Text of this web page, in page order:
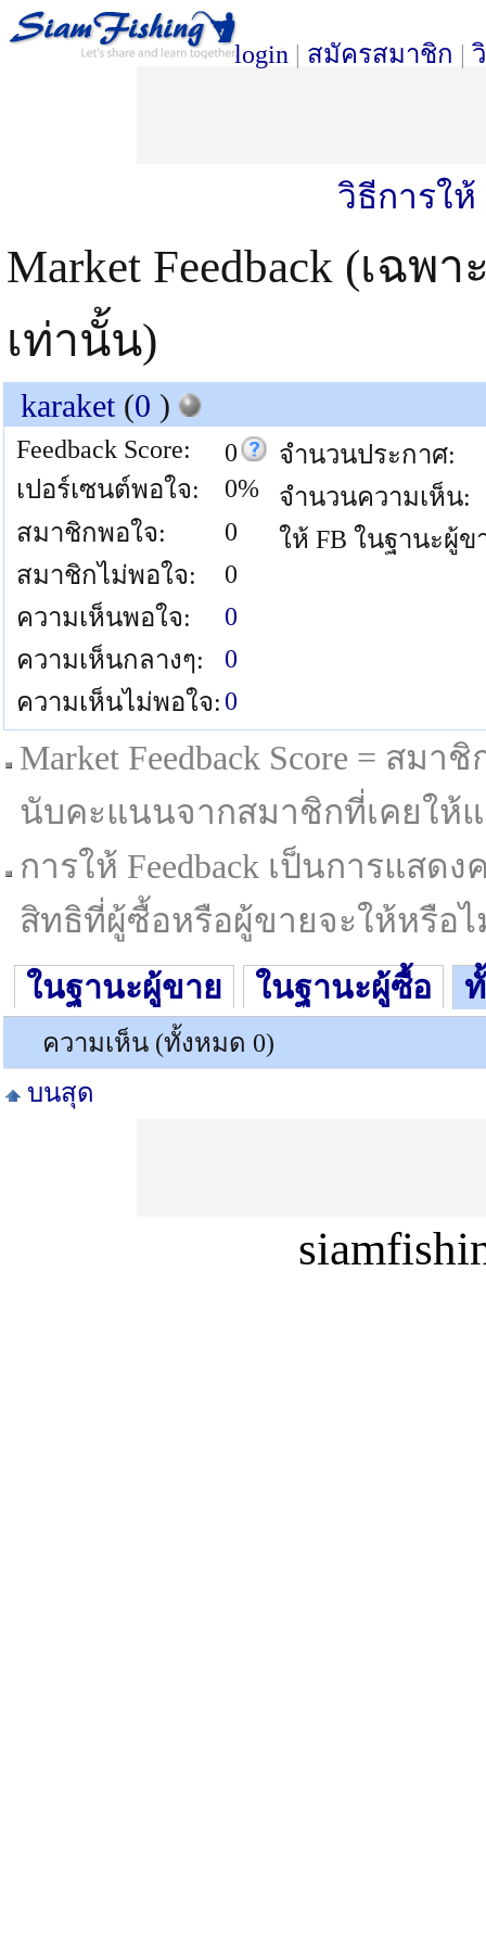
login | สมัครสมาชิก |
วิธีการให้
Market Feedback (เฉ
เท่านั้น)
karaket(0 )
Feedback Score:
0
เปอร์เซนต์พอใจ:
0%
สมาชิกพอใจ:
0
สมาชิกไม่พอใจ:
0
ความเห็นพอใจ:
0
ความเห็นกลางๆ:
0
ความเห็นไม่พอใจ: 0
จำนวนประกาศ:
จำนวนความเห็น:
ให้ FB ในฐานะผู้ข
Market Feedback Score = สม
นับคะแนนจากสมาชิกที่เคยให้
การให้ Feedback เป็นการแส
สิทธิที่ผู้ซื้อหรือผู้ขายจะให้หรือไ
ในฐานะผู้ขาย ในฐานะผู้ซื้อ
ความเห็น (ทั้งหมด 0)
บนสุด